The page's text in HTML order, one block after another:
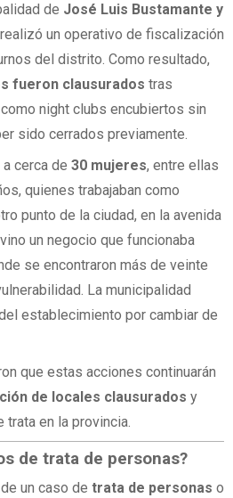
de José Luis Bustamante y
realizó un operativo de fiscalización
del distrito. Como resultado,
fueron clausurados tras
night clubs encubiertos sin
sido cerrados previamente.
cerca de 30 mujeres, entre ellas
quienes trabajaban como
punto de la ciudad, en la avenida
un negocio que funcionaba
se encontraron más de veinte
La municipalidad
establecimiento por cambiar de
que estas acciones continuarán
de locales clausurados y
en la provincia.
de trata de personas?
un caso de trata de personas o